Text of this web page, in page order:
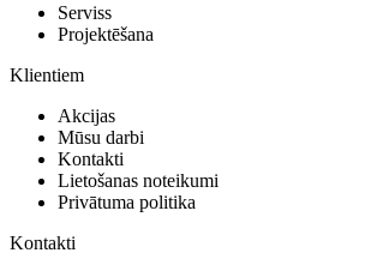
Serviss
Projektēšana
Klientiem
Akcijas
Mūsu darbi
Kontakti
Lietošanas noteikumi
Privātuma politika
Kontakti